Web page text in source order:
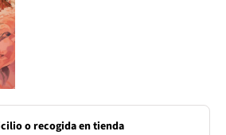
o recogida en tienda